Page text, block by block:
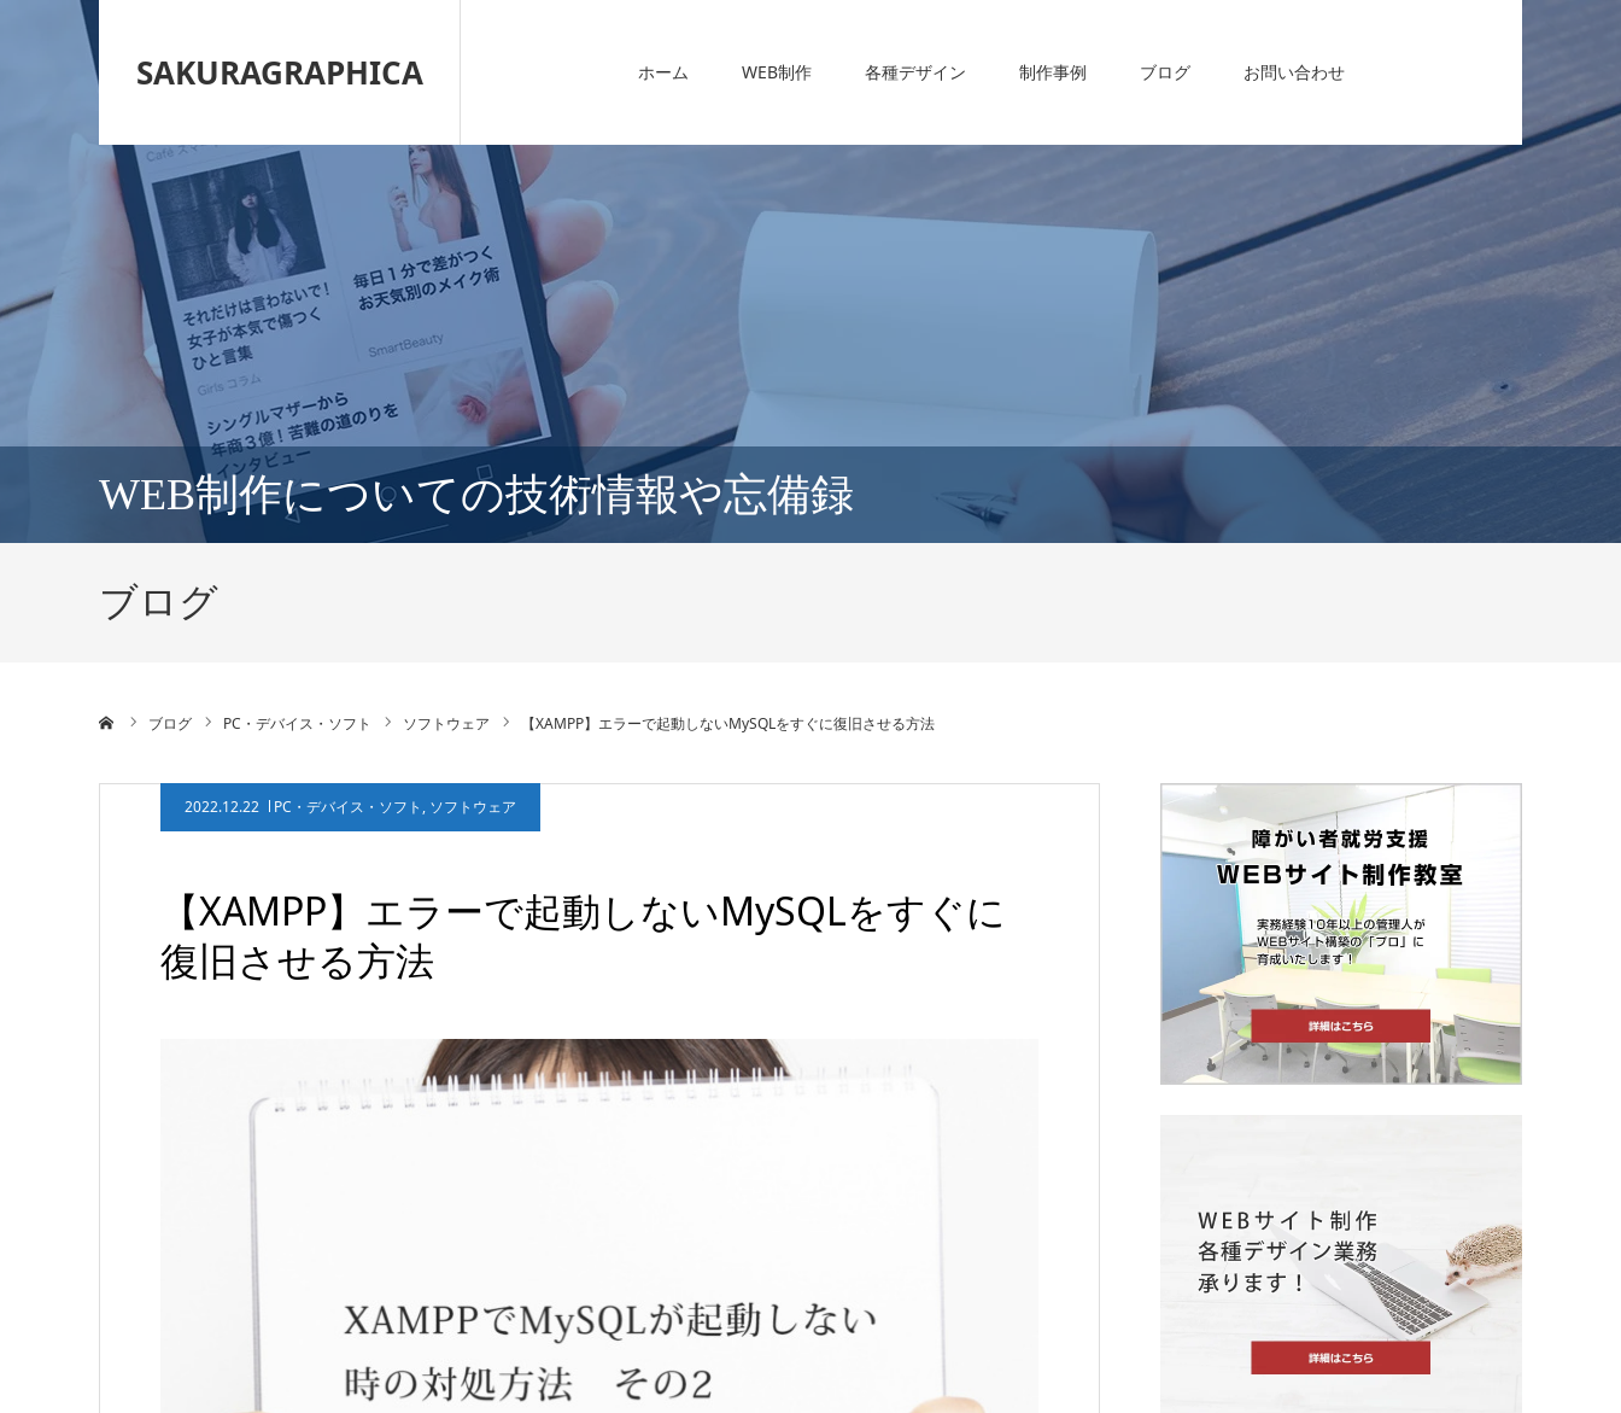
SAKURAGRAPHICA ホーム WEB制作 各種デザイン 制作事例 ブログ お問い合わせ
WEB制作についての技術情報や忘備録
ブログ
ブログ PC・デバイス・ソフト ソフトウェア 【XAMPP】エラーで起動しないMySQLをすぐに復旧させる方法
2022.12.22 PC・デバイス・ソフト , ソフトウェア
【XAMPP】エラーで起動しないMySQLをすぐに
復旧させる方法